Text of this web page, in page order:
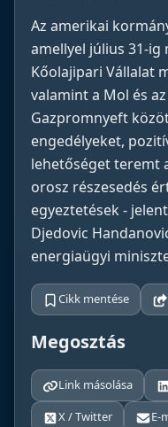
Az amerikai
amellyel július 31-
Kőolajipari Vállalat
valamint a Mol és
Gazpromnyeft
engedélyeket,
lehetőséget teremt
orosz részesedés
egyeztetések -
Djedovic
energiaügyi
Cikk mentése
Megosztás
Link másolása
X / Twitter
E-